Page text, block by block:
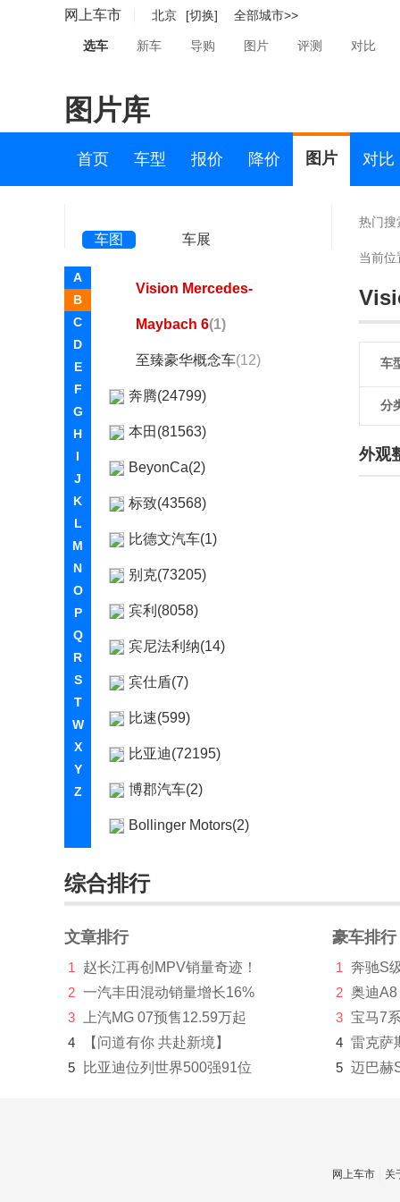
网上车市 北京 [切换] 全部城市>>
选车 新车 导购 图片 评测 对比
图片库
首页 车型 报价 降价 图片 对比
车图 车展
A
B
C
D
E
F
G
H
I
J
K
L
M
N
O
P
Q
R
S
T
W
X
Y
Z
(291)
迈巴赫EQS SUV
Vision Mercedes-
Maybach 6(1)
至臻豪华概念车(12)
奔腾(24799)
本田(81563)
BeyonCa(2)
标致(43568)
比德文汽车(1)
别克(73205)
宾利(8058)
宾尼法利纳(14)
宾仕盾(7)
比速(599)
比亚迪(72195)
博郡汽车(2)
Bollinger Motors(2)
BRP(1)
布加迪(768)
C
曹操汽车(101)
长安凯程(3712)
长安跨越(19)
热门搜
当前位
车
分
外观
综合排行
文章排行
1
赵长江再创MPV销量奇迹！
2 一汽丰田混动销量增长16%
3
上汽MG 07预售12.59万起
4
【问道有你 共赴新境】
5
比亚迪位列世界500强91位
豪车排行
1 奔驰S
2 奥迪A8
3 宝马7系
4 雷克萨
5 迈巴赫
网上车市 关